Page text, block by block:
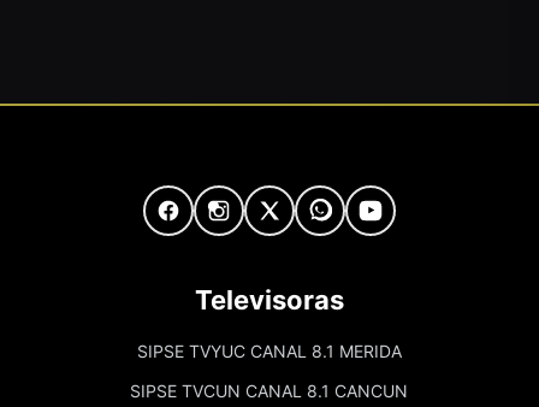
Televisoras
SIPSE TVYUC CANAL 8.1 MERIDA
SIPSE TVCUN CANAL 8.1 CANCUN